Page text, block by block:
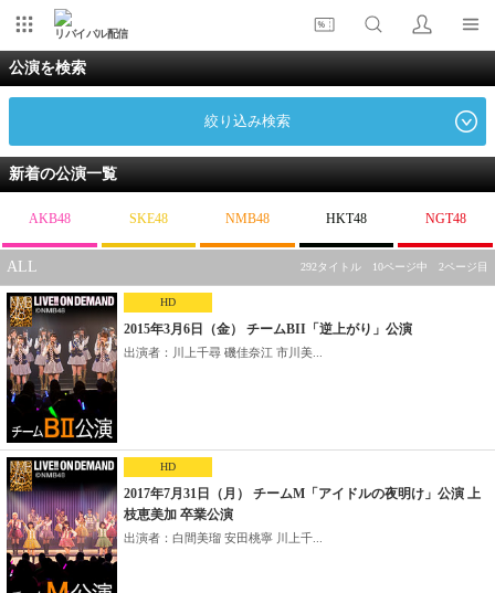
リバイバル配信
公演を検索
絞り込み検索
新着の公演一覧
AKB48 SKE48 NMB48 HKT48 NGT48
ALL 292タイトル 10ページ中 2ページ目
HD
2015年3月6日（金） チームBII「逆上がり」公演
出演者：川上千尋 磯佳奈江 市川美...
HD
2017年7月31日（月） チームM「アイドルの夜明け」公演 上
枝恵美加 卒業公演
出演者：白間美瑠 安田桃寧 川上千...